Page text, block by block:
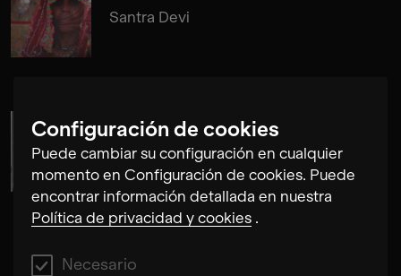
Configuración de cookies
Puede cambiar su configuración en cualquier
momento en Configuración de cookies. Puede
encontrar información detallada en nuestra
Política de privacidad y cookies .
Necesario
Santra Devi
Cosima Gerhardt